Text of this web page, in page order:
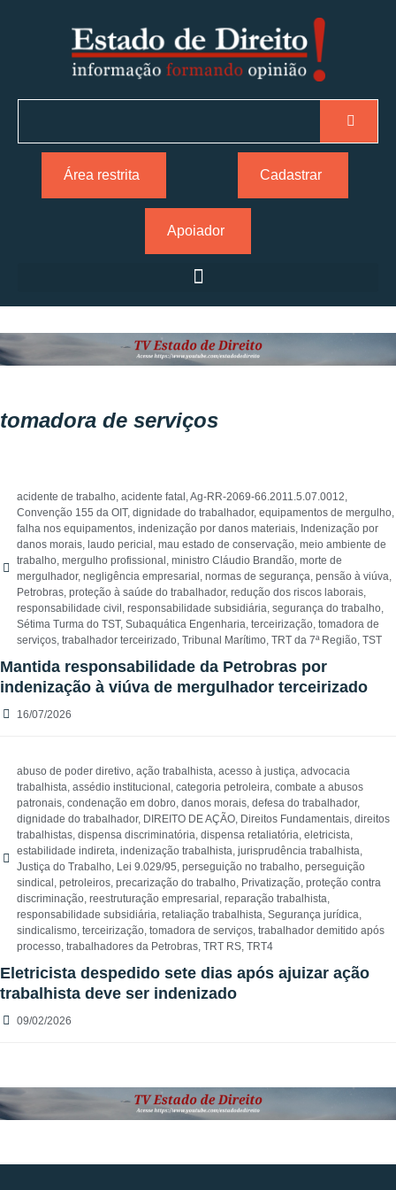
Área restrita Cadastrar
Apoiador
tomadora de serviços
acidente de trabalho, acidente fatal ,Ag-RR-2069-66.2011.5.07.0012,
Convenção 155 da OIT, dignidade do trabalhador, equipamentos de mergulho,
falha nos equipamentos, indenização por danos materiais, Indenização por
danos morais, laudo pericial , mau estado de conservação, meio ambiente de
trabalho, mergulho profissional , ministro Cláudio Brandão, morte de
mergulhador, negligência empresarial , normas de segurança, pensão à viúva,
Petrobras, proteção à saúde do trabalhador, redução dos riscos laborais,
responsabilidade civil , responsabilidade subsidiária, segurança do trabalho,
Sétima Turma do TST, Subaquática Engenharia, terceirização, tomadora de
serviços, trabalhador terceirizado, Tribunal Marítimo, TRT da 7ª Região, TST
Mantida responsabilidade da Petrobras por
indenização à viúva de mergulhador terceirizado
16/07/2026
abuso de poder diretivo, ação trabalhista, acesso à justiça, advocacia
trabalhista, assédio institucional , categoria petroleira, combate a abusos
patronais, condenação em dobro, danos morais, defesa do trabalhador,
dignidade do trabalhador, DIREITO DE AÇÃO, Direitos Fundamentais, direitos
trabalhistas, dispensa discriminatória, dispensa retaliatória, eletricista,
estabilidade indireta, indenização trabalhista, jurisprudência trabalhista,
Justiça do Trabalho, Lei 9.029/95, perseguição no trabalho, perseguição
sindical , petroleiros, precarização do trabalho, Privatização, proteção contra
discriminação, reestruturação empresarial , reparação trabalhista,
responsabilidade subsidiária, retaliação trabalhista, Segurança jurídica,
sindicalismo, terceirização, tomadora de serviços, trabalhador demitido após
processo, trabalhadores da Petrobras, TRT RS, TRT4
Eletricista despedido sete dias após ajuizar ação
trabalhista deve ser indenizado
09/02/2026